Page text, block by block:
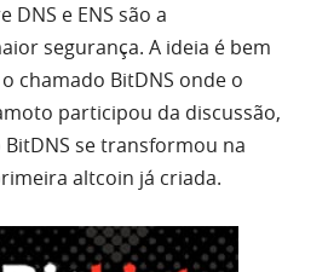
DNS e ENS são a
segurança. A ideia é bem
chamado BitDNS onde o
participou da discussão,
se transformou na
altcoin já criada.